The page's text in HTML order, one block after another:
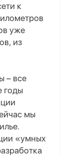
к
уже
из
– все
годы
мы
«умных